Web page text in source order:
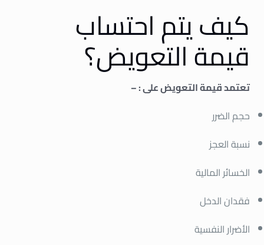
كيف يتم احتساب
قيمة التعويض؟
تعتمد قيمة التعويض على : –
حجم الضرر
نسبة العجز
الخسائر المالية
فقدان الدخل
الأضرار النفسية